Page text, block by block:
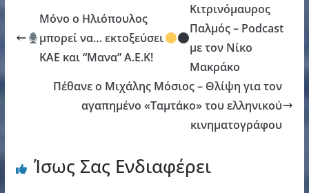
Μόνο ο Ηλιόπουλος
μπορεί να… εκτοξεύσει
ΚΑΕ και “Μανα” Α.Ε.Κ!
Κιτρινόμαυρος
Παλμός – Podcast
με τον Νίκο
Μακράκο
Πέθανε ο Μιχάλης Μόσιος – Θλίψη για τον
αγαπημένο «Ταμτάκο» του ελληνικού
κινηματογράφου
Ίσως Σας Ενδιαφέρει